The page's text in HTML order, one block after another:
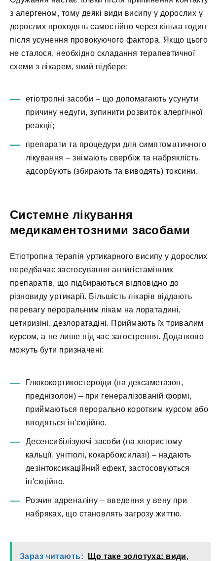
з алергеном, тому деякі види висипу у дорослих у
дорослих проходять самостійно через кілька годин
після усунення провокуючого фактора. Якщо цього
не сталося, необхідно складання терапевтичної
схеми з лікарем, який підбере:
етіотропні засоби – що допомагають усунути
причину недуги, зупинити розвиток алергічної
реакції;
препарати та процедури для симптоматичного
лікування – знімають свербіж та набряклість,
адсорбують (збирають та виводять) токсини.
Системне лікування
медикаментозними засобами
Етіотропна терапія уртикарного висипу у дорослих
передбачає застосування антигістамінних
препаратів, що підбираються відповідно до
різновиду уртикарії. Більшість лікарів віддають
перевагу пероральним лікам на лоратадині,
цетиризіні, дезлоратадіні. Приймають їх тривалим
курсом, а не лише під час загострення. Додатково
можуть бути призначені:
Глюкокортикостероїди (на дексаметазон,
преднізолон) – при генералізованій формі,
приймаються перорально коротким курсом або
вводяться ін'єкційно.
Десенсибілізуючі засоби (на хлористому
кальції, унітіолі, кокарбоксилазі) – надають
дезінтоксикаційний ефект, застосовуються
ін'єкційно.
Розчин адреналіну – введення у вену при
набряках, що становлять загрозу життю.
Зараз читають:
Що таке золотуха: види,